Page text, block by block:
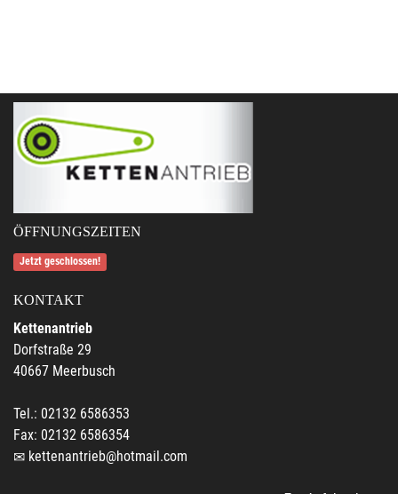
ÖFFNUNGSZEITEN
Jetzt geschlossen!
KONTAKT
Kettenantrieb
Dorfstraße 29
40667 Meerbusch
Tel.: 02132 6586353
Fax: 02132 6586354
kettenantrieb@hotmail.com